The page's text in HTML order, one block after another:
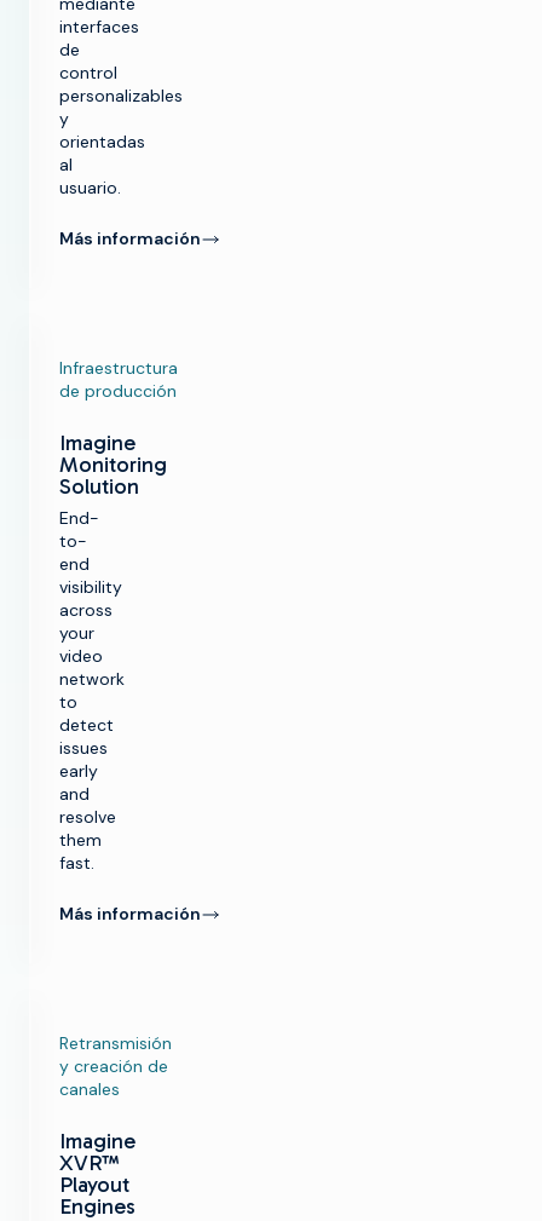
interfaces
de
control
personalizables
y
orientadas
al
usuario.
Más información
Infraestructura
de producción
Imagine
Monitoring
Solution
End-
to-
end
visibility
across
your
video
network
to
detect
issues
early
and
resolve
them
fast.
Más información
Retransmisión
y creación de
canales
Imagine
XVR™
Playout
Engines